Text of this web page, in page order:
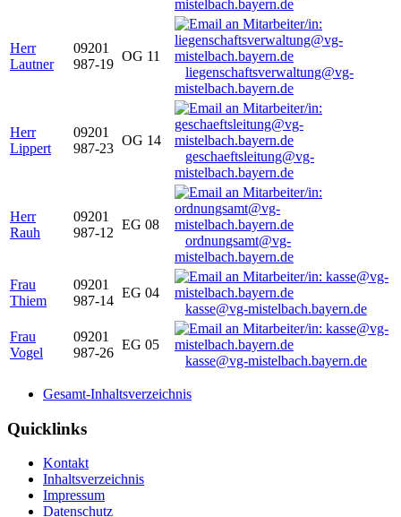
mistelbach.bayern.de
Herr
Lautner
09201
987-19
OG 11
liegenschaftsverwaltung@vg-
mistelbach.bayern.de
Herr
Lippert
09201
987-23
OG 14
geschaeftsleitung@vg-
mistelbach.bayern.de
Herr
Rauh
09201
987-12
EG 08
ordnungsamt@vg-
mistelbach.bayern.de
Frau
Thiem
09201
987-14
EG 04
kasse@vg-mistelbach.bayern.de
Frau
Vogel
09201
987-26
EG 05
kasse@vg-mistelbach.bayern.de
Gesamt-Inhaltsverzeichnis
Quicklinks
Kontakt
Inhaltsverzeichnis
Impressum
Datenschutz